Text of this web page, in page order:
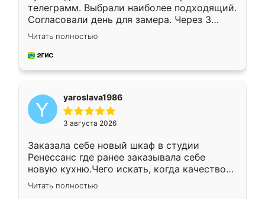
телеграмм. Выбрали наиболее подходящий.
Согласовали день для замера. Через 3
недели кухня была уже готова. Остались
довольны работой. Спасибо Ренессанс
мебель за качественную работу!
Читать полностью
yaroslava1986
3 августа 2026
Заказала себе новый шкаф в студии
Ренессанс где ранее заказывала себе
новую кухню.Чего искать, когда качеством
вполне довольна. Служит кухня уже почти
два года, нареканий нет.
Читать полностью